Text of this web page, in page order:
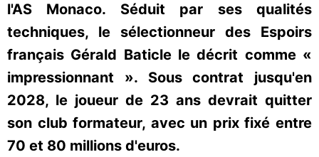
l'AS Monaco. Séduit par ses qualités
techniques, le sélectionneur des Espoirs
français Gérald Baticle le décrit comme «
impressionnant ». Sous contrat jusqu'en
2028, le joueur de 23 ans devrait quitter
son club formateur, avec un prix fixé entre
70 et 80 millions d'euros.